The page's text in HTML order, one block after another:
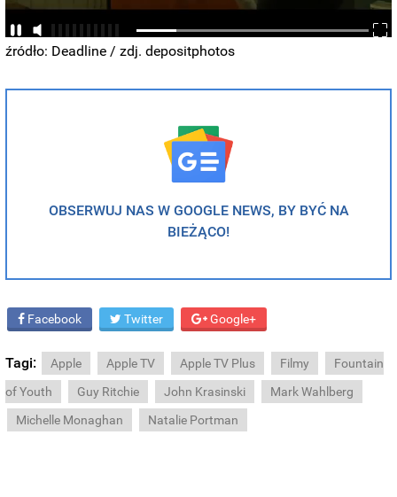
źródło: Deadline / zdj. depositphotos
OBSERWUJ NAS W GOOGLE NEWS, BY BYĆ NA
BIEŻĄCO!
Facebook Twitter Google+
Tagi: Apple Apple TV Apple TV Plus Filmy
Fountain
of Youth
Guy Ritchie John Krasinski
Mark Wahlberg
Michelle Monaghan
Natalie Portman